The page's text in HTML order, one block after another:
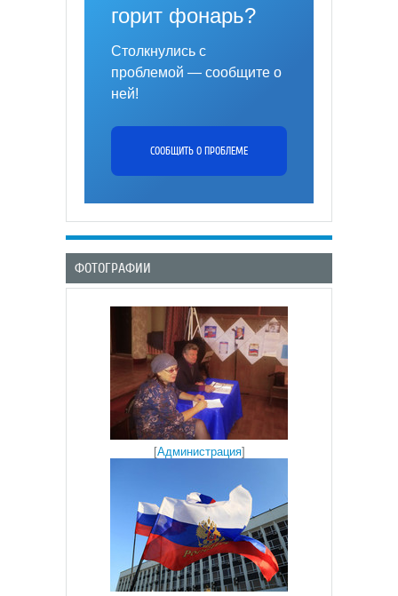
горит фонарь?
Столкнулись с
проблемой — сообщите о
ней!
СООБЩИТЬ О ПРОБЛЕМЕ
ФОТОГРАФИИ
[Администрация]